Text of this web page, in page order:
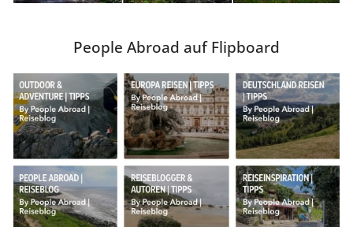
People Abroad auf Flipboard